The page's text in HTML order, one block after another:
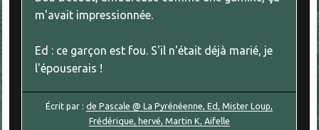
m'avait impressionnée.
Ed : ce garçon est fou. S'il n'était déjà marié, je
l'épouserais !
Écrit par :de Pascale @ La Pyrénéenne, Ed, Mister Loup,
Frédérique, hervé, Martin K, Aifelle